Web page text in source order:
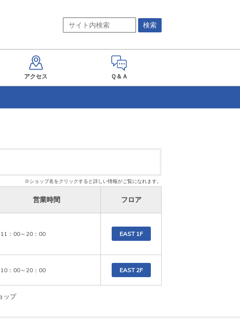
アクセス Ｑ＆Ａ
※ショップ名をクリックすると詳しい情報がご覧になれます。
営業時間 フロア
11：00～20：00 EAST 1F
10：00～20：00 EAST 2F
ップ